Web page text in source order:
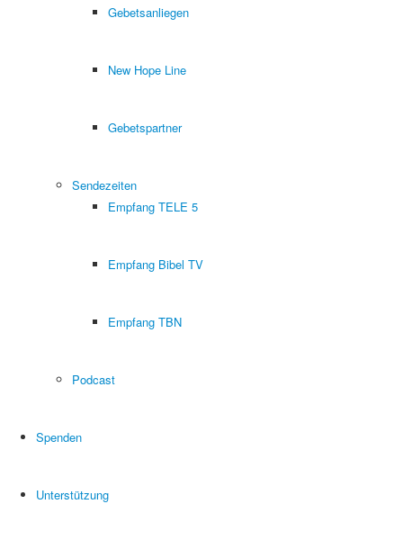
Gebetsanliegen
New Hope Line
Gebetspartner
Sendezeiten
Empfang TELE 5
Empfang Bibel TV
Empfang TBN
Podcast
Spenden
Unterstützung